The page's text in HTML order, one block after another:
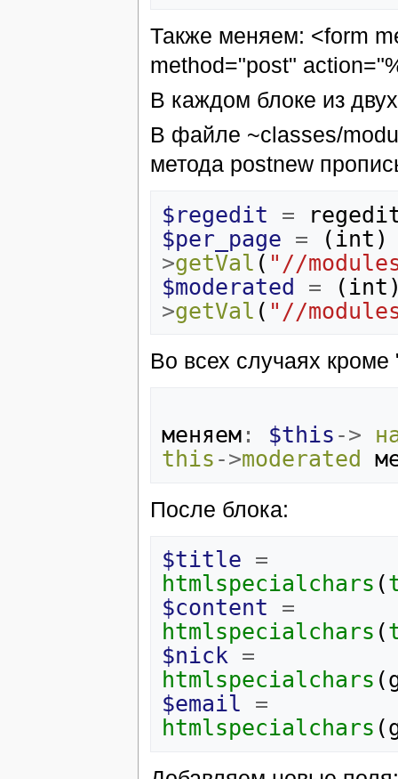
Также меняем: <form
method="post"
В каждом блоке из
В файле ~classes/
метода postnew
$regedit =
$per_page = ( int )
>getVal ( "//
$moderated
= ( int
>getVal ( "//
Во всех случаях
меняем : $this ->
this ->moderated
После блока:
$title =
htmlspecialchars (
$content
=
htmlspecialchars (
$nick =
htmlspecialchars (
$email
=
htmlspecialchars (